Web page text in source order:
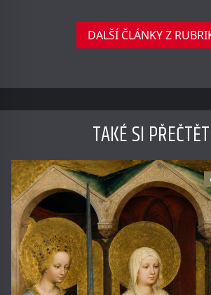
DALŠÍ ČLÁNKY Z
TAKÉ SI